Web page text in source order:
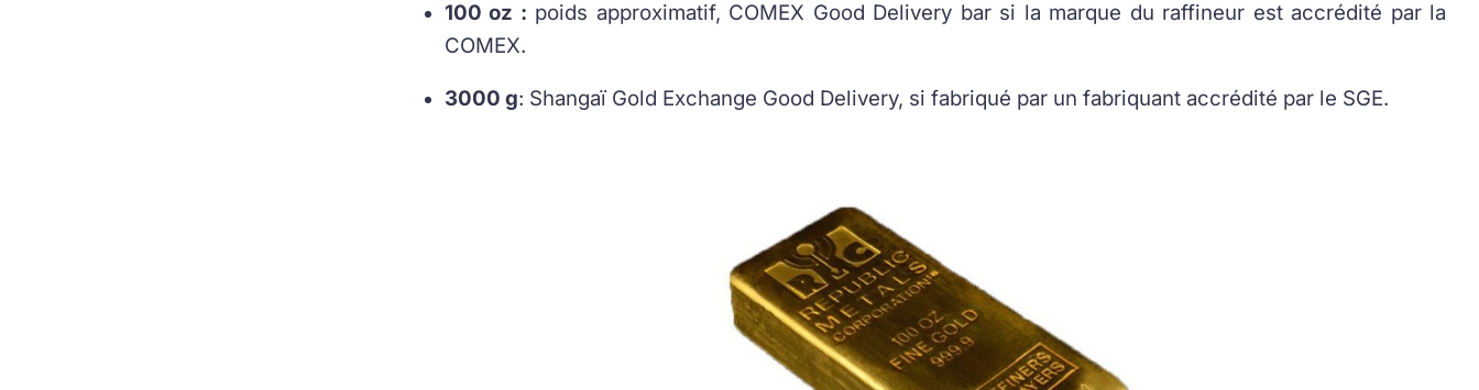
100 oz : poids approximatif, COMEX Good Delivery bar si la marque du raffineur est accrédité par la
COMEX.
3000 g: Shangaï Gold Exchange Good Delivery, si fabriqué par un fabriquant accrédité par le SGE.